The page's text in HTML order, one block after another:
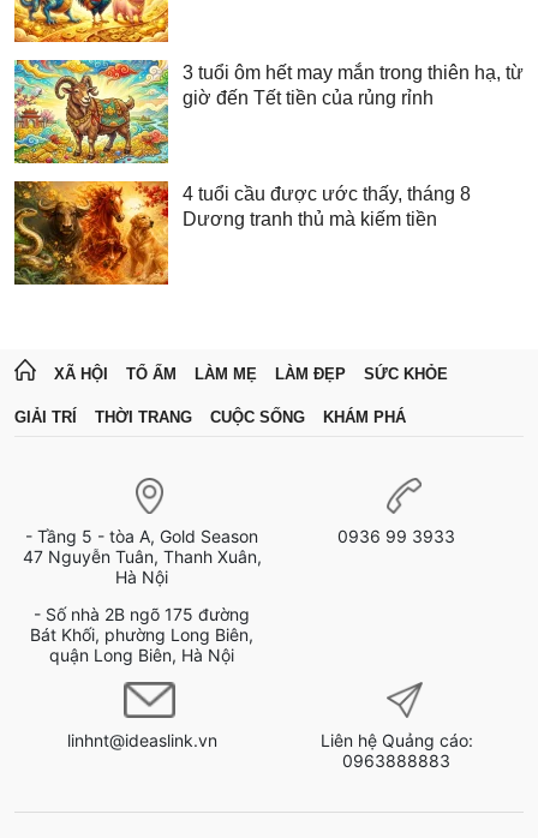
3 tuổi ôm hết may mắn trong thiên hạ, từ
giờ đến Tết tiền của rủng rỉnh
4 tuổi cầu được ước thấy, tháng 8
Dương tranh thủ mà kiếm tiền
XÃ HỘI TỔ ẤM LÀM MẸ LÀM ĐẸP SỨC KHỎE
GIẢI TRÍ THỜI TRANG CUỘC SỐNG KHÁM PHÁ
- Tầng 5 - tòa A, Gold Season
47 Nguyễn Tuân, Thanh Xuân,
Hà Nội
- Số nhà 2B ngõ 175 đường
Bát Khối, phường Long Biên,
quận Long Biên, Hà Nội
0936 99 3933
linhnt@ideaslink.vn
Liên hệ Quảng cáo:
0963888883